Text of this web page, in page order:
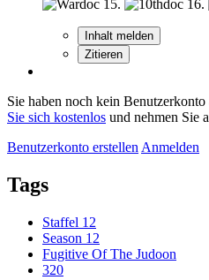
15.
16.
Inhalt melden
Zitieren
Sie haben noch kein Benutzerkonto
Sie sich kostenlos und nehmen Sie
Benutzerkonto erstellen Anmelden
Tags
Staffel 12
Season 12
Fugitive Of The Judoon
320